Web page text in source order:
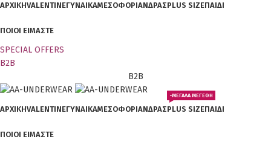
ΑΡΧΙΚΗVALENTINEΓΥΝΑΙΚΑΜΕΣΟΦΟΡΙΑΝΔΡΑΣPLUS SIZEΠΑΙΔΙ
ΠΟΙΟΙ ΕΙΜΑΣΤΕ
SPECIAL OFFERS
B2B
B2B
ΑΡΧΙΚΗVALENTINEΓΥΝΑΙΚΑΜΕΣΟΦΟΡΙΑΝΔΡΑΣPLUS SIZE
-ΜΕΓΑΛΑ ΜΕΓΕΘΗ
ΠΑΙΔΙ
ΠΟΙΟΙ ΕΙΜΑΣΤΕ